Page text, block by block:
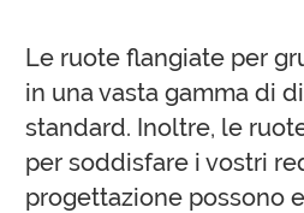
Le ruote flangiate per
in una vasta gamma di
standard. Inoltre, le
per soddisfare i vostri
progettazione possono